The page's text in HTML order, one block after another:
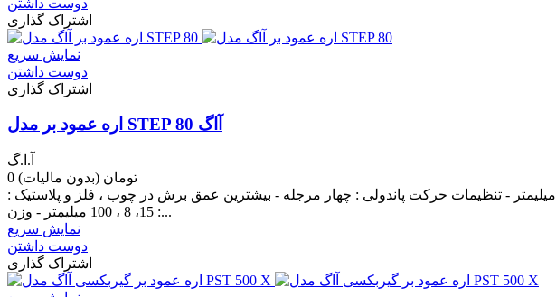
دوست داشتن
اشتراک گذاری
نمایش سریع
دوست داشتن
اشتراک گذاری
اره عمود بر مدل STEP 80 آاگ
آ.ا.گ
0 تومان (بدون مالیات)
قدرت : 650 وات - تعداد کورس در حالت آزاد : 0 - 3200 دور بر دقیقه - زاویه برش : 45 درجه - طول کورس : 20 میلیمتر - تنظیمات حرکت پاندولی : چهار مرجله - بیشترین عمق برش در چوب ، فلز و پلاستیک :
15، 8 ، 100 میلیمتر - وزن :...
نمایش سریع
دوست داشتن
اشتراک گذاری